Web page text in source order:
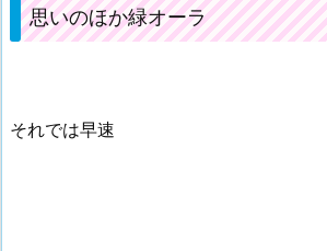
思いのほか緑オーラ
それでは早速